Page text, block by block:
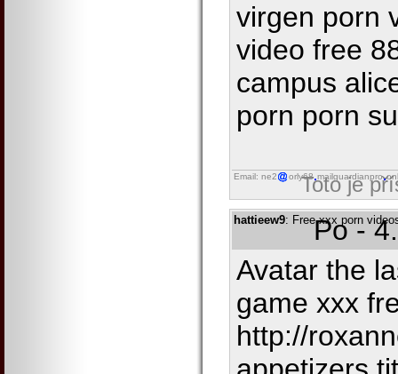
virgen porn
video free
campus
porn porn
Email: ne2 orly68 mailguardianpro
Toto je
hattieew9: Free xxx porn
Po -
Avatar the
game xxx
http://